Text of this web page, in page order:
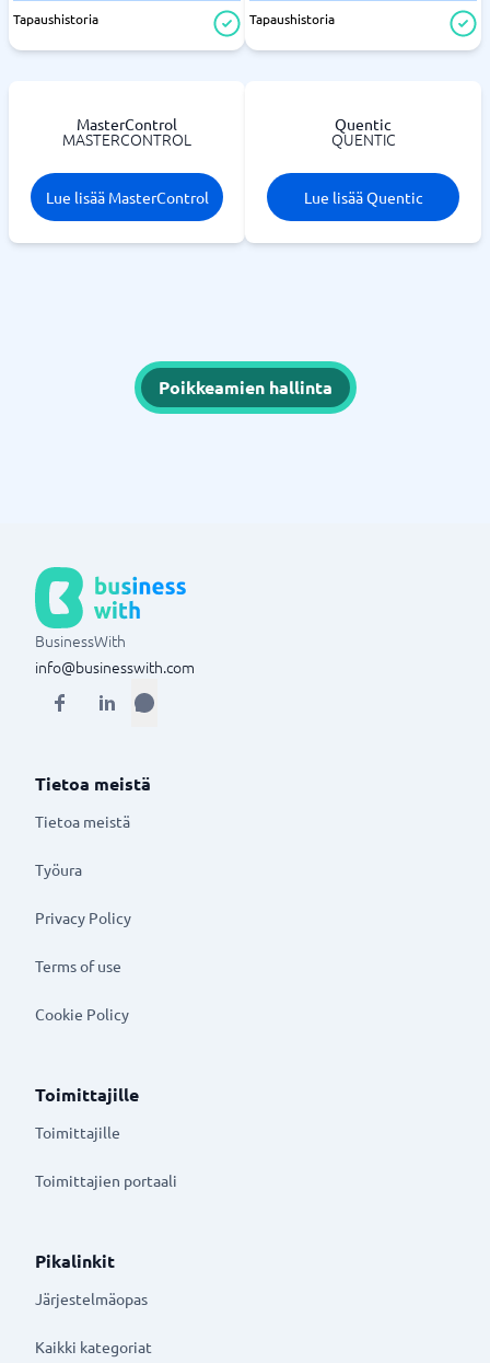
Tapaushistoria Tapaushistoria
MasterControl
MASTERCONTROL
Lue lisää MasterControl
Quentic
QUENTIC
Lue lisää Quentic
Poikkeamien hallinta
BusinessWith
info@businesswith.com
Tietoa meistä
Tietoa meistä
Työura
Privacy Policy
Terms of use
Cookie Policy
Toimittajille
Toimittajille
Toimittajien portaali
Pikalinkit
Järjestelmäopas
Kaikki kategoriat